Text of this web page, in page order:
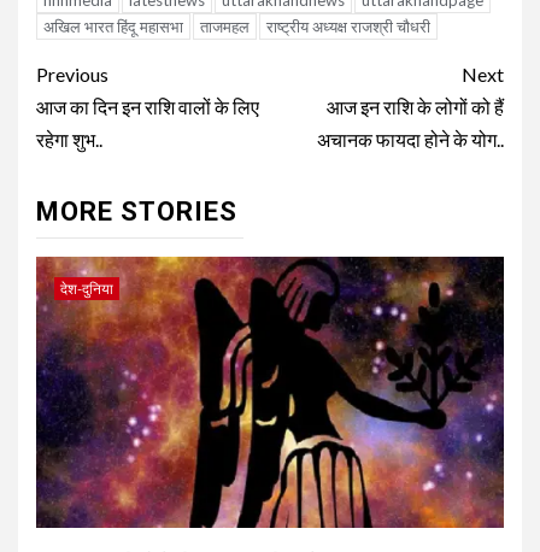
अखिल भारत हिंदू महासभा
ताजमहल राष्ट्रीय अध्यक्ष राजश्री चौधरी
Continue
Reading
Previous
आज का दिन इन राशि वालों के लिए
रहेगा शुभ..
Next
आज इन राशि के लोगों को हैं
अचानक फायदा होने के योग..
MORE STORIES
देश-दुनिया